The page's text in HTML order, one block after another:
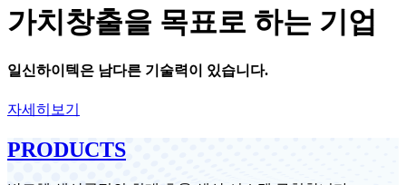
가치창출을 목표로 하는 기업
일신하이텍 은 남다른 기술력이 있습니다.
자세히보기
PRODUCTS